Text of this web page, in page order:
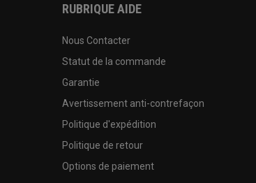
RUBRIQUE AIDE
Nous Contacter
Statut de la commande
Garantie
Avertissement anti-contrefaçon
Politique d'expédition
Politique de retour
Options de paiement